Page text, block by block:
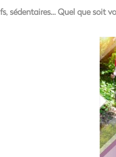
sédentaires… Quel que soit